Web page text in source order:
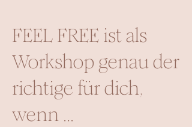
FEEL FREE ist als
Workshop genau der
richtige für dich,
wenn ...